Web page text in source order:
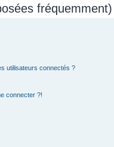
fréquemment)
utilisateurs connectés ?
connecter ?!